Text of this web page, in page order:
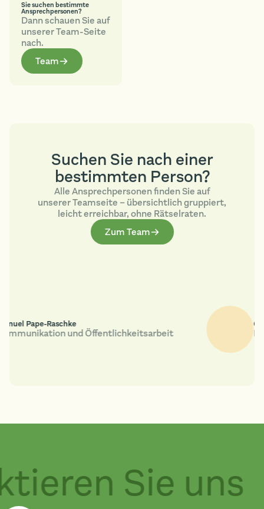
Sie suchen bestimmte
Ansprechpersonen?
Dann schauen Sie auf
unserer Team-Seite
nach.
Team
Suchen Sie nach einer
bestimmten Person?
Alle Ansprechpersonen finden Sie auf
unserer Teamseite – übersichtlich gruppiert,
leicht erreichbar, ohne Rätselraten.
Zum Team
Pape-Raschke
und Öffentlichkeitsarbeit
Sie uns